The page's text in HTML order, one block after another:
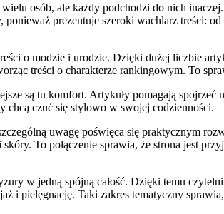
osób, ale każdy podchodzi do nich
prezentuje szeroki wachlarz treści:
o modzie i urodzie. Dzięki dużej liczbie
treści o charakterze rankingowym. To
są tu komfort. Artykuły pomagają spojrzeć
chcą czuć się stylowo w swojej codzienności.
uwagę poświęca się praktycznym
To połączenie sprawia, że strona jest
w jedną spójną całość. Dzięki temu
i pielęgnację. Taki zakres tematyczny